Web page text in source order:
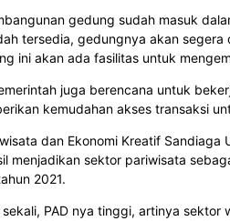
gedung sudah masuk
tersedia, gedungnya akan segera
ini akan ada fasilitas untuk
juga berencana untuk
kemudahan akses transaksi
dan Ekonomi Kreatif
menjadikan sektor pariwisata
2021.
sekali, PAD nya tinggi, artinya